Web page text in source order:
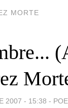
MORTE
2007 - 15:38 -